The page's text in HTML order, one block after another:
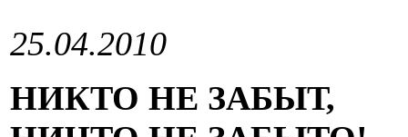
25.04.2010
НИКТО НЕ ЗАБЫТ,